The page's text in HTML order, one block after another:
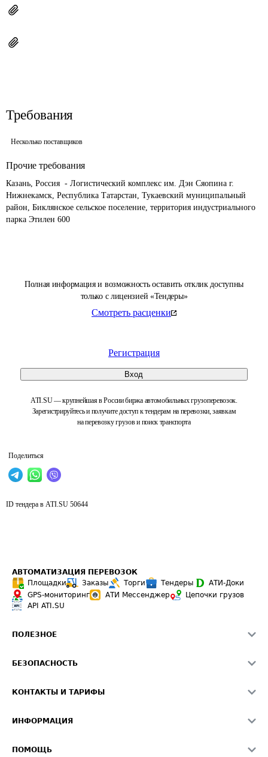
Полная информация и возможность оставить отклик доступны
только с лицензией «Тендеры»
Смотреть расценки
Регистрация
Вход
ATI.SU — крупнейшая в России биржа автомобильных грузоперевозок.
Зарегистрируйтесь и получите доступ к тендерам на перевозки, заявкам
на перевозку грузов и поиск транспорта
Поделиться
Требования
Несколько поставщиков
Прочие требования
Казань, Россия  - Логистический комплекс им. Дэн Сяопина г.
Нижнекамск, Республика Татарстан, Тукаевский муниципальный
район, Биклянское сельское поселение, территория индустриального
парка Этилен 600
ID тендера в ATI.SU 50644
АВТОМАТИЗАЦИЯ ПЕРЕВОЗОК
Площадки
Заказы Торги Тендеры
АТИ-Доки
GPS-мониторинг
АТИ Мессенджер
Цепочки грузов
API ATI.SU
ПОЛЕЗНОЕ
Звезды ATI.SU на вашем сайте
Средние ставки
БЕЗОПАСНОСТЬ
Светофор+
О формировании Паспорта
КОНТАКТЫ И ТАРИФЫ
Реклама на сайте
ИНФОРМАЦИЯ
ПОМОЩЬ